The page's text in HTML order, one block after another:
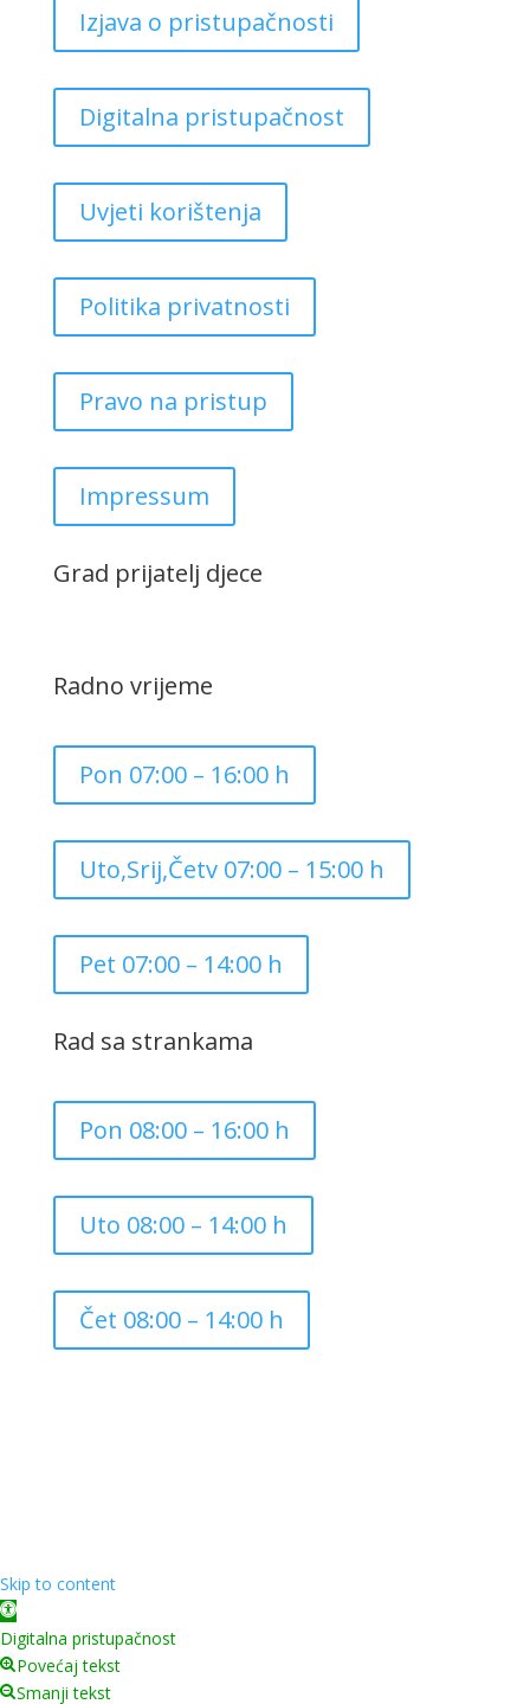
Izjava o pristupačnosti
Digitalna pristupačnost
Uvjeti korištenja
Politika privatnosti
Pravo na pristup
Impressum
Grad prijatelj djece
Radno vrijeme
Pon 07:00 – 16:00 h
Uto,Srij,Četv 07:00 – 15:00 h
Pet 07:00 – 14:00 h
Rad sa strankama
Pon 08:00 – 16:00 h
Uto 08:00 – 14:00 h
Čet 08:00 – 14:00 h
Skip to content
Open toolbar
Digitalna pristupačnost
Povećaj tekst
Smanji tekst